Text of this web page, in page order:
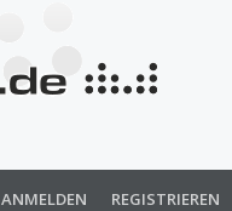
ANMELDEN REGISTRIEREN